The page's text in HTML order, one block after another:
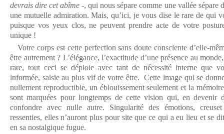
devrais dire cet abîme -, qui nous sépare comme une vallée sépare
une mutuelle admiration. Mais, qu’ici, je vous dise le rare de qui
puisque vos yeux clos, ne peuvent prendre acte de votre
unique !
Votre corps est cette perfection sans doute consciente d’elle-
être autrement ? L’élégance, l’exactitude d’une présence au
rare, tout ceci se déploie avec tant de nécessité interne que
informée, saisie au plus vif de votre être. Cette image qui se
nullement reproductible, un éblouissement seulement et la
sont marquées pour longtemps de cette vision qui, en devenir
confondre avec nulle autre. Singularité des émotions,
ressenties, elles n’auront plus pour site que ce qui a eu lieu et se
en sa nostalgique fugue.